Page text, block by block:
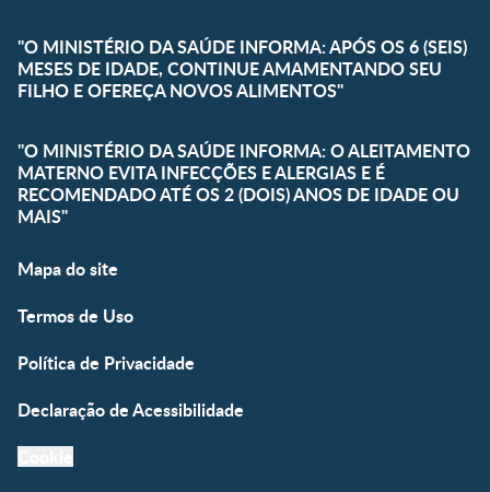
"O MINISTÉRIO DA SAÚDE INFORMA: APÓS OS 6 (SEIS)
MESES DE IDADE, CONTINUE AMAMENTANDO SEU
FILHO E OFEREÇA NOVOS ALIMENTOS"
"O MINISTÉRIO DA SAÚDE INFORMA: O ALEITAMENTO
MATERNO EVITA INFECÇÕES E ALERGIAS E É
RECOMENDADO ATÉ OS 2 (DOIS) ANOS DE IDADE OU
MAIS"
Mapa do site
Termos de Uso
Política de Privacidade
Declaração de Acessibilidade